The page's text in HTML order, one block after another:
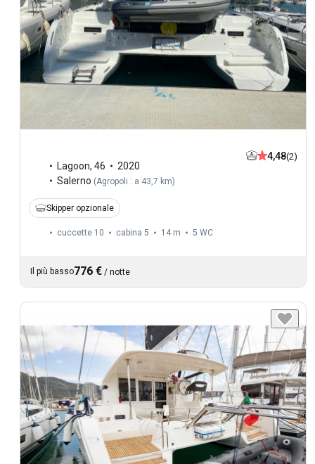
Lagoon, 46
2020
Salerno (Agropoli : a 43,7 km)
4,48(2)
Skipper opzionale
cuccette 10 cabina 5 14 m 5 WC
Il più basso776 € / notte